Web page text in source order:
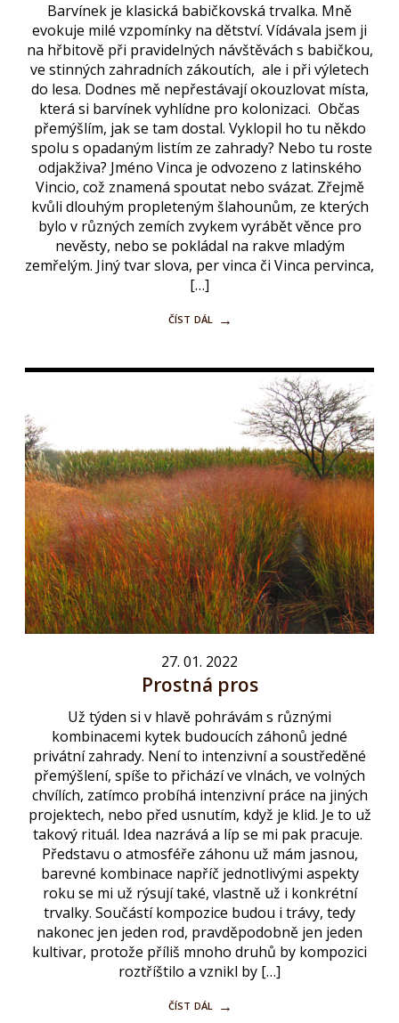
Barvínek je klasická babičkovská trvalka. Mně
evokuje milé vzpomínky na dětství. Vídávala jsem ji
na hřbitově při pravidelných návštěvách s babičkou,
ve stinných zahradních zákoutích, ale i při výletech
do lesa. Dodnes mě nepřestávají okouzlovat místa,
která si barvínek vyhlídne pro kolonizaci. Občas
přemýšlím, jak se tam dostal. Vyklopil ho tu někdo
spolu s opadaným listím ze zahrady? Nebo tu roste
odjakživa? Jméno Vinca je odvozeno z latinského
Vincio, což znamená spoutat nebo svázat. Zřejmě
kvůli dlouhým propleteným šlahounům, ze kterých
bylo v různých zemích zvykem vyrábět věnce pro
nevěsty, nebo se pokládal na rakve mladým
zemřelým. Jiný tvar slova, per vinca či Vinca pervinca,
[…]
číst dál
27. 01. 2022
Prostná pros
Už týden si v hlavě pohrávám s různými
kombinacemi kytek budoucích záhonů jedné
privátní zahrady. Není to intenzivní a soustředěné
přemýšlení, spíše to přichází ve vlnách, ve volných
chvílích, zatímco probíhá intenzivní práce na jiných
projektech, nebo před usnutím, když je klid. Je to už
takový rituál. Idea nazrává a líp se mi pak pracuje.
Představu o atmosféře záhonu už mám jasnou,
barevné kombinace napříč jednotlivými aspekty
roku se mi už rýsují také, vlastně už i konkrétní
trvalky. Součástí kompozice budou i trávy, tedy
nakonec jen jeden rod, pravděpodobně jen jeden
kultivar, protože příliš mnoho druhů by kompozici
roztříštilo a vznikl by […]
číst dál